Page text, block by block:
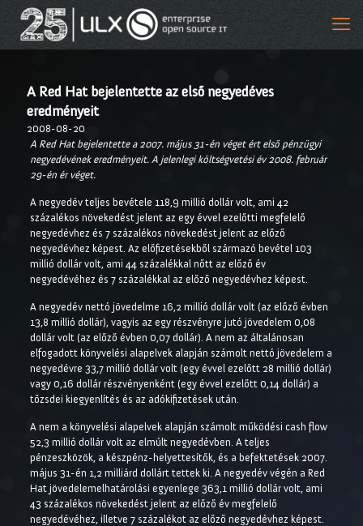
A Red Hat bejelentette az első negyedéves
eredményeit
2008-08-20
A Red Hat bejelentette a 2007. május 31-én véget ért első pénzügyi
negyedévének eredményeit. A jelenlegi költségvetési év 2008. február
29-én ér véget.
A negyedév teljes bevétele 118,9 millió dollár volt, ami 42
százalékos növekedést jelent az egy évvel ezelőtti megfelelő
negyedévhez és 7 százalékos növekedést jelent az előző
negyedévhez képest. Az előfizetésekből származó bevétel 103
millió dollár volt, ami 44 százalékkal nőtt az előző év
negyedévéhez és 7 százalékkal az előző negyedévhez képest.
A negyedév nettó jövedelme 16,2 millió dollár volt (az előző évben
13,8 millió dollár), vagyis az egy részvényre jutó jövedelem 0,08
dollár volt (az előző évben 0,07 dollár). A nem az általánosan
elfogadott könyvelési alapelvek alapján számolt nettó jövedelem a
negyedévre 33,7 millió dollár volt (egy évvel ezelőtt 28 millió dollár)
vagy 0,16 dollár részvényenként (egy évvel ezelőtt 0,14 dollár) a
tőzsdei kiegyenlítés és az adókifizetések után.
A nem a könyvelési alapelvek alapján számolt működési cash flow
52,3 millió dollár volt az elmúlt negyedévben. A teljes
pénzeszközök, a készpénz-helyettesítők, és a befektetések 2007.
május 31-én 1,2 milliárd dollárt tettek ki. A negyedév végén a Red
Hat jövedelemelhatárolási egyenlege 363,1 millió dollár volt, ami
43 százalékos növekedést jelent az előző év megfelelő
negyedévéhez, illetve 7 százalékot az előző negyedévhez képest.